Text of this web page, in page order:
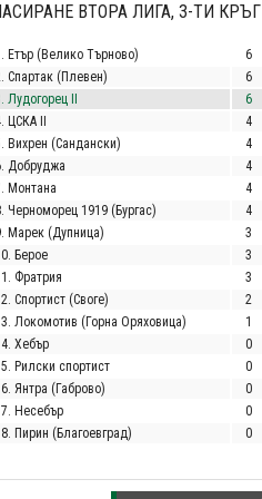
ВТОРА ЛИГА, 3-ТИ КРЪГ
Етър (Велико Търново)
6
Спартак (Плевен)
6
Лудогорец II
6
ЦСКА II
4
Вихрен (Сандански)
4
Добруджа
4
Монтана
4
Черноморец 1919 (Бургас)
4
Марек (Дупница)
3
Берое
3
Фратрия
3
Спортист (Своге)
2
Локомотив (Горна Оряховица)
1
Хебър
0
Рилски спортист
0
Янтра (Габрово)
0
Несебър
0
Пирин (Благоевград)
0